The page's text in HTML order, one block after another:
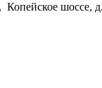
Копейское шоссе,